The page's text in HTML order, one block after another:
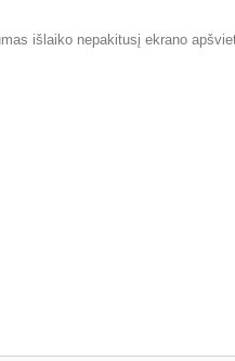
išlaiko nepakitusį ekrano